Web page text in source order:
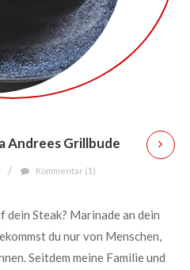
Andrees Grillbude
Kommentar (1)
dein Steak? Marinade an dein
du nur von Menschen,
Seitdem meine Familie und